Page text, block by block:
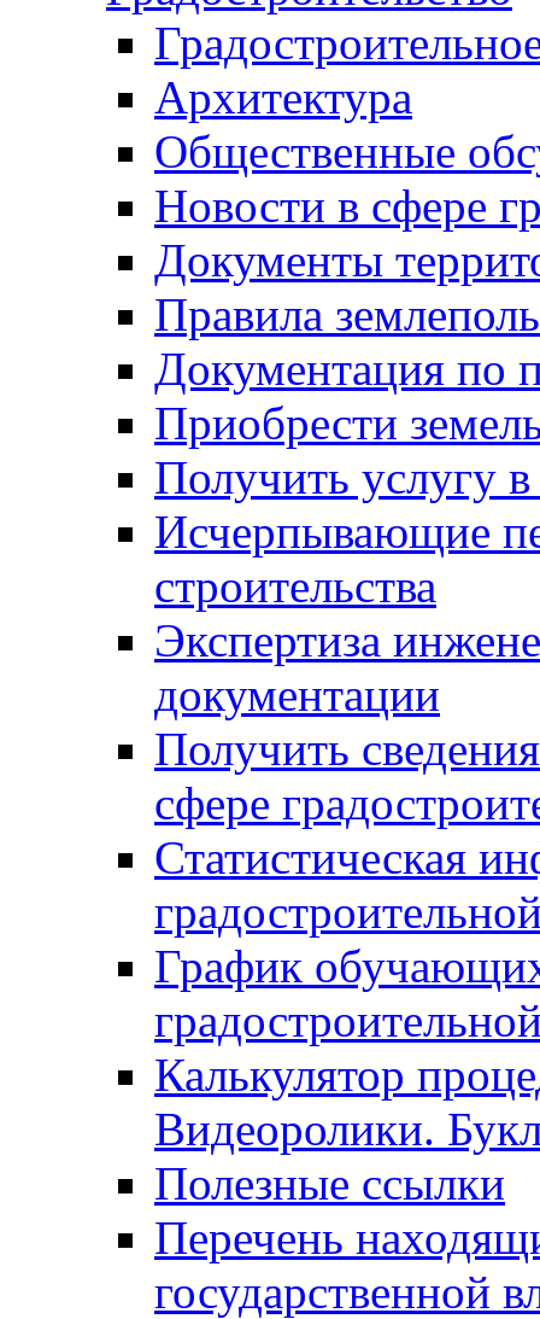
Архитектура
Общественные
Новости в сфере
Документы
Правила
Документация по
Приобрести
Получить услугу в
Исчерпывающие
строительства
Экспертиза
документации
Получить
сфере
Статистическая
График
Калькулятор
Видеоролики.
Полезные ссылки
Перечень
государственной